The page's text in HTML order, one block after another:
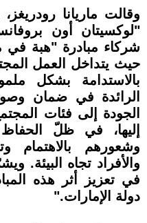
وقالت ماريانا
"لوكسيتان أون
شركاء مبادرة "هبة في
حيث يتداخل العمل
بالاستدامة بشكل
الرائدة في ضمان
الجودة إلى فئات
إليها، في ظلّ
وشعورهم بالاهتمام
والأفراد تجاه البيئة.
في تعزيز أثر هذه
دولة الإمارات."